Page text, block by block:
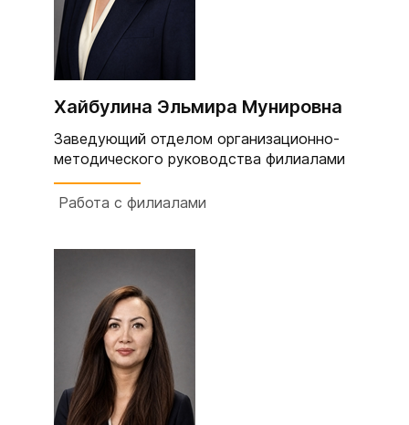
Хайбулина Эльмира Мунировна
Заведующий отделом организационно-
методического руководства филиалами
Работа с филиалами